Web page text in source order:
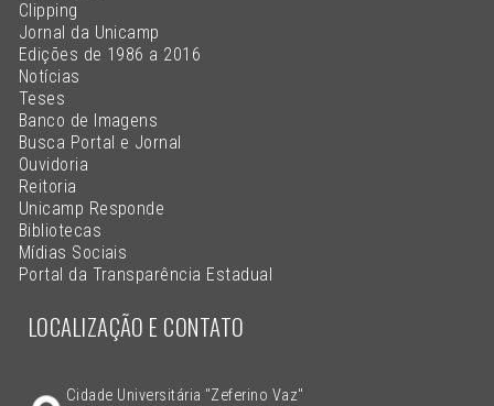
Clipping
Jornal da Unicamp
Edições de 1986 a 2016
Notícias
Teses
Banco de Imagens
Busca Portal e Jornal
Ouvidoria
Reitoria
Unicamp Responde
Bibliotecas
Mídias Sociais
Portal da Transparência Estadual
LOCALIZAÇÃO E CONTATO
Cidade Universitária "Zeferino Vaz"